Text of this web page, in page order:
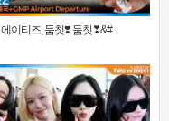
에이티즈, 둠칫❣️ 둠칫❣&#..